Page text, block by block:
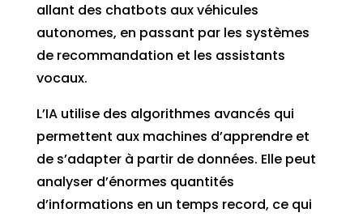
allant des chatbots aux véhicules
autonomes, en passant par les systèmes
de recommandation et les assistants
vocaux.
L’IA utilise des algorithmes avancés qui
permettent aux machines d’apprendre et
de s’adapter à partir de données. Elle peut
analyser d’énormes quantités
d’informations en un temps record, ce qui